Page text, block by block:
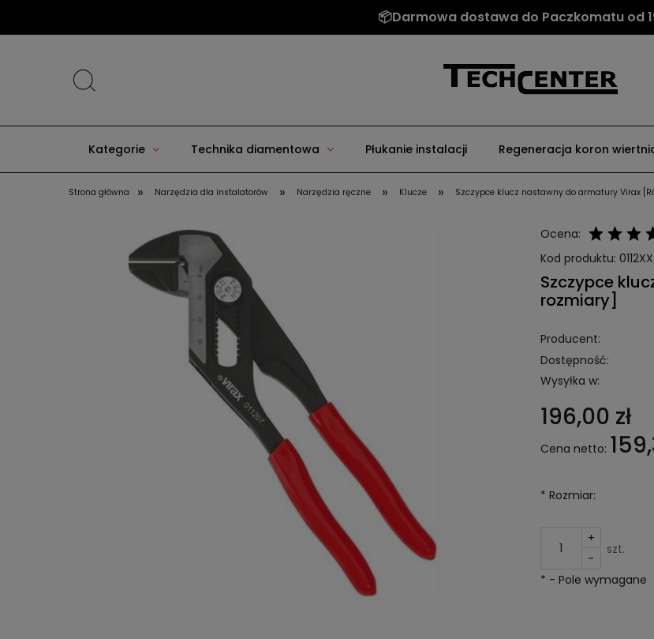
📦Darmowa dostawa do Paczkomatu od
Kategorie Technika diamentowa Płukanie instalacji Regeneracja koron
Strona główna » Narzędzia dla instalatorów » Narzędzia ręczne » Klucze » Szczypce klucz nastawny do armatury Virax
Ocena:
Kod produktu: 0112XX
Szczypce
rozmiary]
Producent:
Dostępność:
Wysyłka w:
196,00 zł
Cena netto:
* Rozmiar:
+
-
szt.
* - Pole wymagane